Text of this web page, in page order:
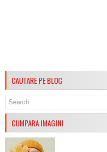
CAUTARE PE BLOG
CUMPARA IMAGINI